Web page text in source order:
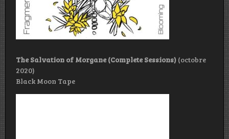
The Salvation of Morgane (Complete Sessions) (octobre
2020)
Black Moon Tape